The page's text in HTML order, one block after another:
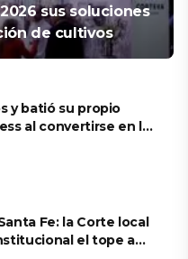
sus soluciones
de cultivos
y batió su propio
al convertirse en la
en mi vocabulario»
Fe: la Corte local
el tope a